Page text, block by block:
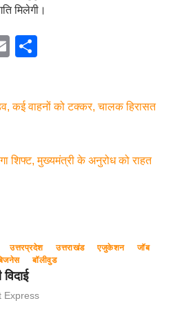
मिलेगी।
E
e
कई वाहनों को टक्कर, चालक हिरासत
शिफ्ट, मुख्यमंत्री के अनुरोध को राहत
उत्तरप्रदेश उत्तराखंड एजुकेशन
जॉब
बॉलीवुड
Express